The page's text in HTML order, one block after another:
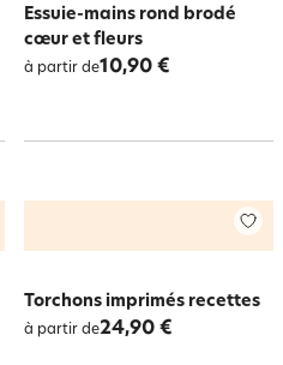
Essuie-mains rond brodé
cœur et fleurs
à partir de10,90 €
Torchons imprimés recettes
à partir de24,90 €